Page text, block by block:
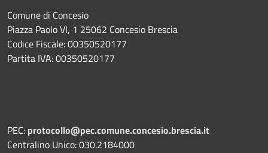
Comune di Concesio
Piazza Paolo VI, 1 25062 Concesio Brescia
Codice Fiscale: 00350520177
Partita IVA: 00350520177
PEC: protocollo@pec.comune.concesio.brescia.it
Centralino Unico: 030.2184000